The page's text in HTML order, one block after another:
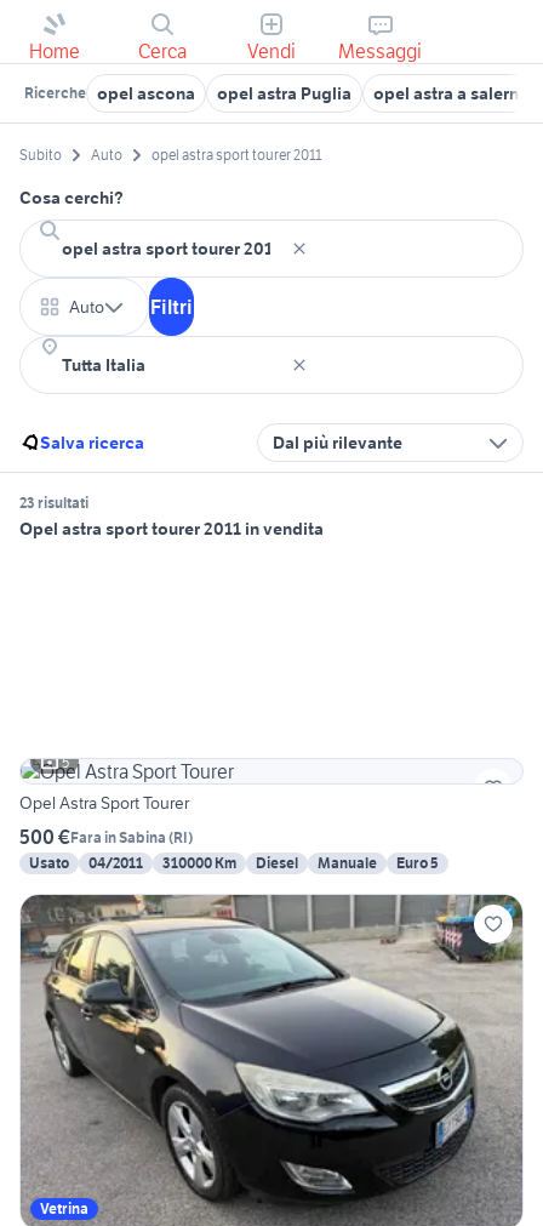
Home Cerca Vendi Messaggi
Ricerche opel ascona opel astra Puglia opel astra a salerno
Subito Auto opel astra sport tourer 2011
Cosa cerchi?
Auto Filtri
Salva ricerca Dal più rilevante
23 risultati
Opel astra sport tourer 2011 in vendita
5
Opel Astra Sport Tourer
500 €Fara in Sabina (RI)
Usato
04/2011 310000 Km Diesel Manuale Euro 5
Vetrina